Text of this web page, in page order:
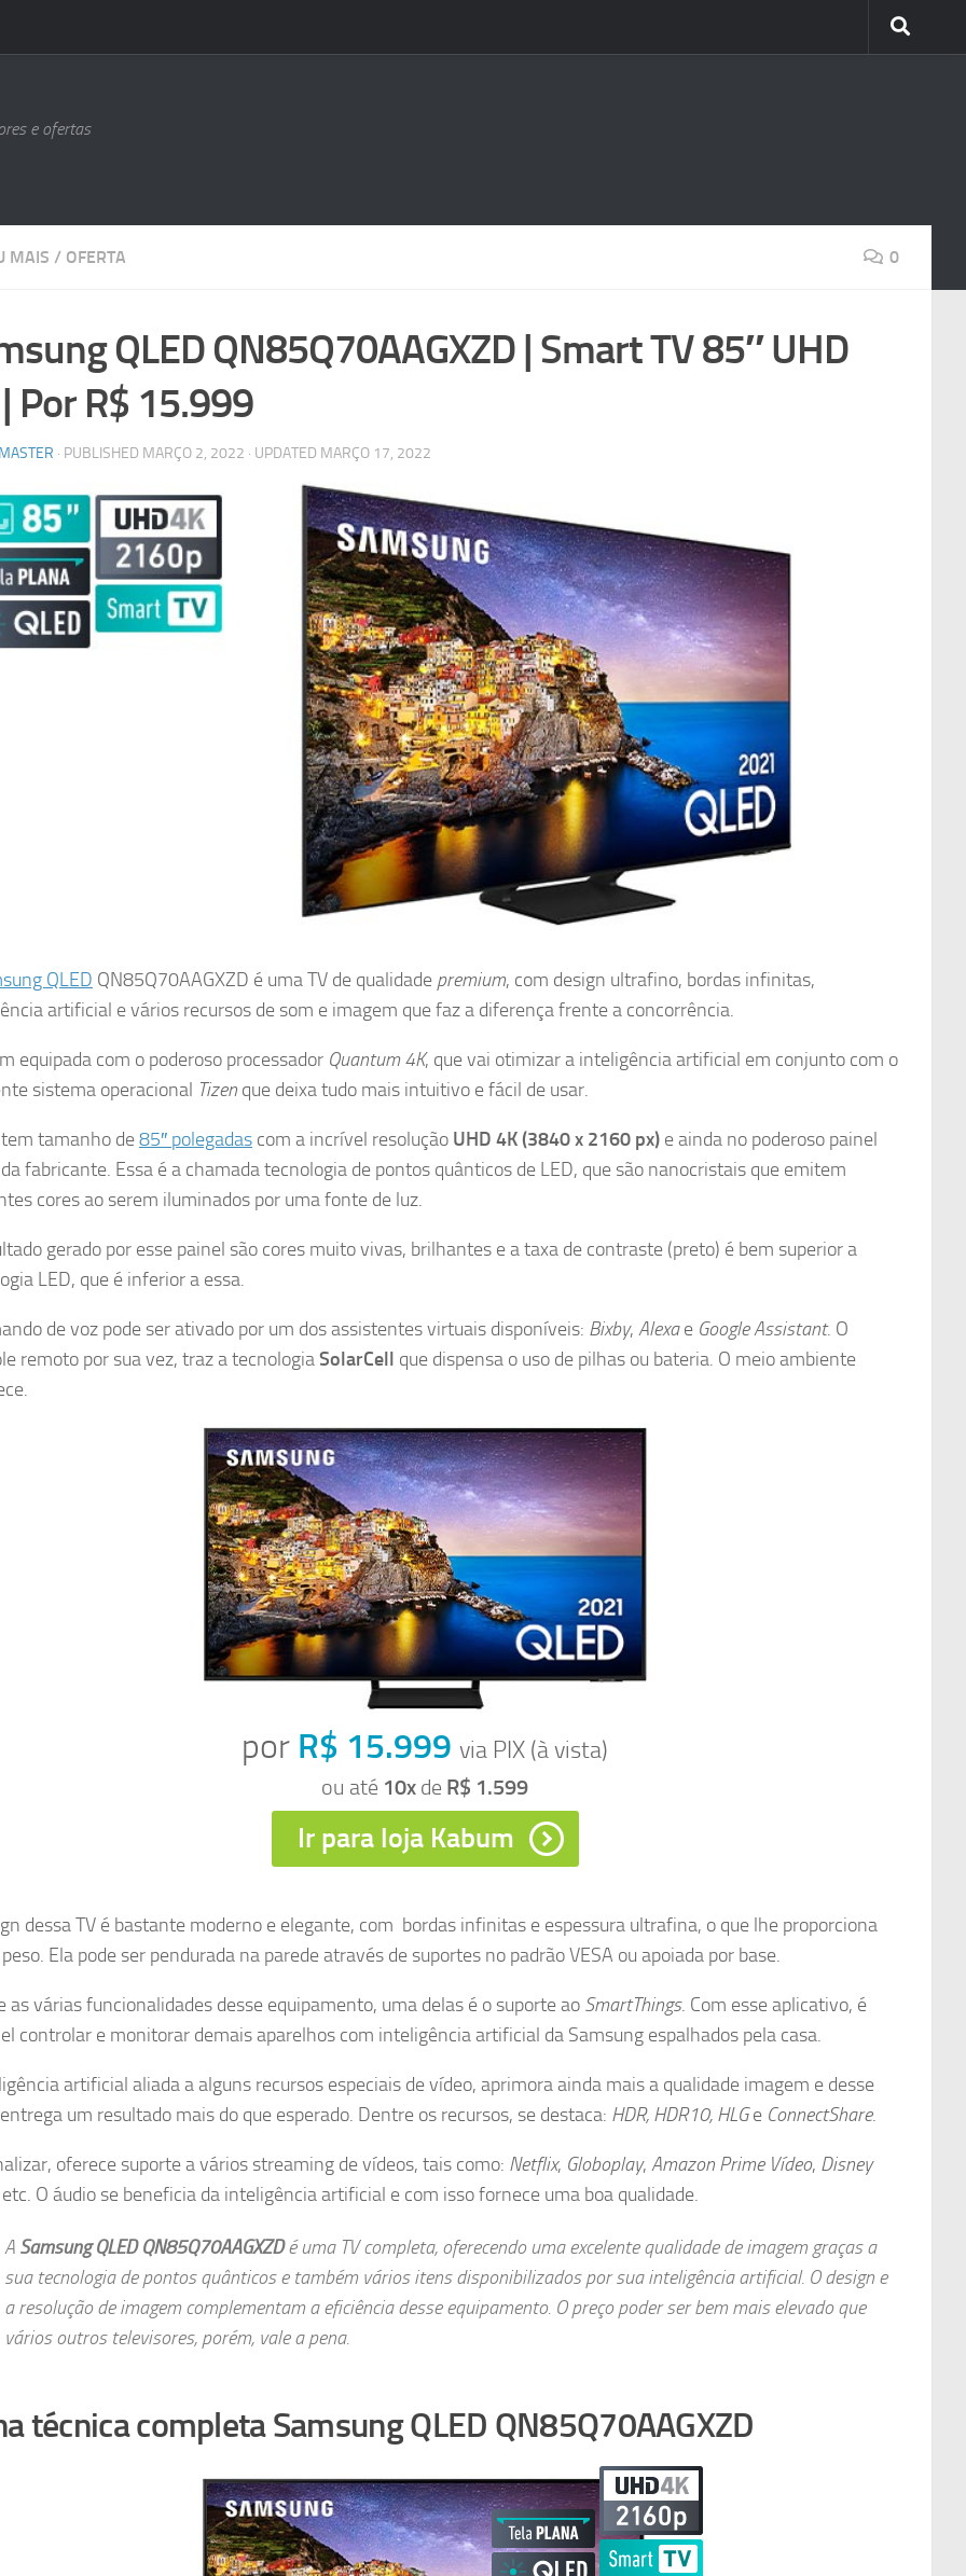
e ofertas
MAIS / OFERTA 0
QLED QN85Q70AAGXZD | Smart TV 85″ UHD
| Por R$ 15.999
· PUBLISHED MARÇO 2, 2022 · UPDATED MARÇO 17, 2022
QLED QN85Q70AAGXZD é uma TV de qualidade premium, com design ultrafino, bordas infinitas,
artificial e vários recursos de som e imagem que faz a diferença frente a concorrência.
equipada com o poderoso processador Quantum 4K, que vai otimizar a inteligência artificial em conjunto com o
sistema operacional Tizen que deixa tudo mais intuitivo e fácil de usar.
tamanho de85″ polegadas com a incrível resolução UHD 4K (3840 x 2160 px) e ainda no poderoso painel
fabricante. Essa é a chamada tecnologia de pontos quânticos de LED, que são nanocristais que emitem
cores ao serem iluminados por uma fonte de luz.
gerado por esse painel são cores muito vivas, brilhantes e a taxa de contraste (preto) é bem superior a
LED, que é inferior a essa.
de voz pode ser ativado por um dos assistentes virtuais disponíveis: Bixby, Alexae Google Assistant. O
remoto por sua vez, traz a tecnologiaSolarCell que dispensa o uso de pilhas ou bateria. O meio ambiente
por R$ 15.999 via PIX (à vista)
ou até 10x de R$ 1.599
Ir para loja Kabum
dessa TV é bastante moderno e elegante, com bordas infinitas e espessura ultrafina, o que lhe proporciona
Ela pode ser pendurada na parede através de suportes no padrão VESA ou apoiada por base.
as várias funcionalidades desse equipamento, uma delas é o suporte ao SmartThings. Com esse aplicativo, é
controlar e monitorar demais aparelhos com inteligência artificial da Samsung espalhados pela casa.
artificial aliada a alguns recursos especiais de vídeo, aprimora ainda mais a qualidade imagem e desse
um resultado mais do que esperado. Dentre os recursos, se destaca: HDR, HDR10, HLGe ConnectShare.
oferece suporte a vários streaming de vídeos, tais como: Netflix, Globoplay, Amazon Prime Vídeo, Disney
O áudio se beneficia da inteligência artificial e com isso fornece uma boa qualidade.
A Samsung QLED QN85Q70AAGXZDé uma TV completa, oferecendo uma excelente qualidade de imagem graças a
sua tecnologia de pontos quânticos e também vários itens disponibilizados por sua inteligência artificial. O design e
a resolução de imagem complementam a eficiência desse equipamento. O preço poder ser bem mais elevado que
vários outros televisores, porém, vale a pena.
técnica completa Samsung QLED QN85Q70AAGXZD